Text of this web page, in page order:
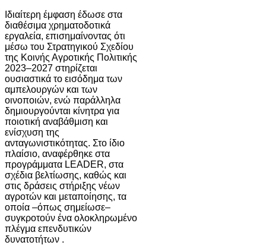
Ιδιαίτερη έμφαση έδωσε στα
διαθέσιμα χρηματοδοτικά
εργαλεία, επισημαίνοντας ότι
μέσω του Στρατηγικού Σχεδίου
της Κοινής Αγροτικής Πολιτικής
2023–2027 στηρίζεται
ουσιαστικά το εισόδημα των
αμπελουργών και των
οινοποιών, ενώ παράλληλα
δημιουργούνται κίνητρα για
ποιοτική αναβάθμιση και
ενίσχυση της
ανταγωνιστικότητας. Στο ίδιο
πλαίσιο, αναφέρθηκε στα
προγράμματα LEADER, στα
σχέδια βελτίωσης, καθώς και
στις δράσεις στήριξης νέων
αγροτών και μεταποίησης, τα
οποία –όπως σημείωσε–
συγκροτούν ένα ολοκληρωμένο
πλέγμα επενδυτικών
δυνατοτήτων .